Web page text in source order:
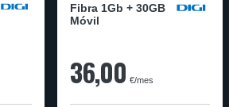
Fibra 1Gb + 30GB
Móvil
36,00 €/mes